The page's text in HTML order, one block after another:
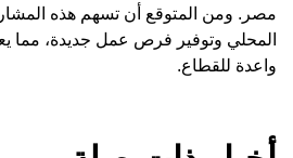
مصر. ومن المتوقع أن تسهم هذه
المحلي وتوفير فرص عمل جديدة، مما
واعدة للقطاع.